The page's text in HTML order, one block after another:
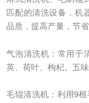
匹配的清洗设备，机
品质，提高产量，节
气泡清洗机：常用于
英、荷叶、枸杞、五
毛辊清洗机：利用9根